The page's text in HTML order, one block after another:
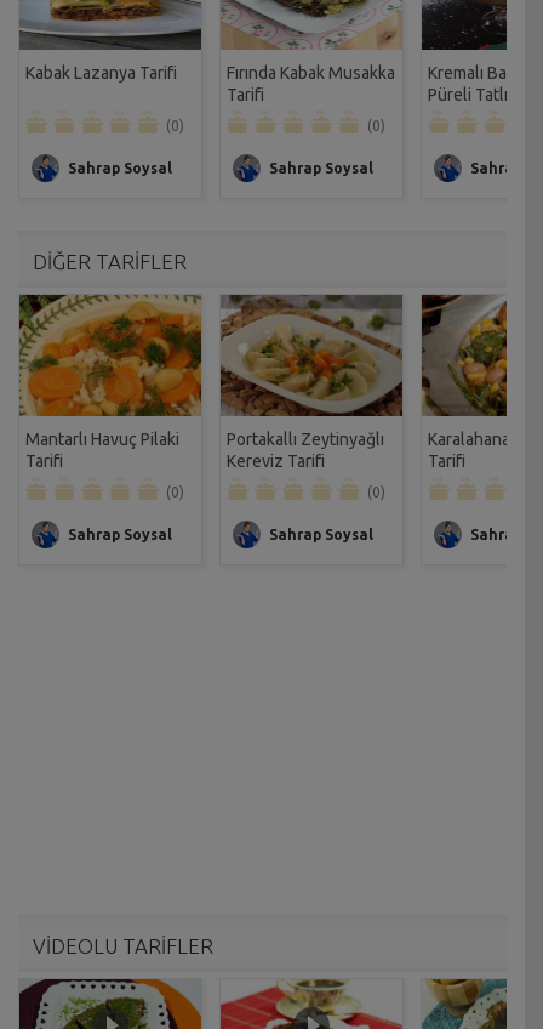
Kabak Lazanya Tarifi
(0)
Sahrap Soysal
Fırında Kabak Musakka
Tarifi
(0)
Sahrap Soysal
Kremalı Bal
Püreli Tatlı
Sahrap
DİĞER TARİFLER
Mantarlı Havuç Pilaki
Tarifi
(0)
Sahrap Soysal
Portakallı Zeytinyağlı
Kereviz Tarifi
(0)
Sahrap Soysal
Karalahana
Tarifi
Sahrap
VİDEOLU TARİFLER